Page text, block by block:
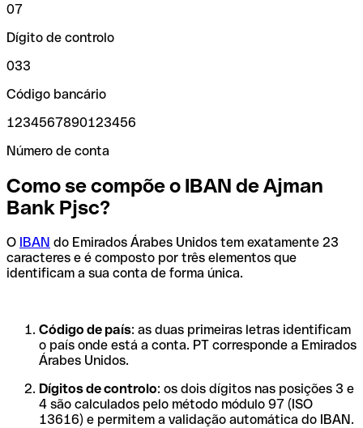
07
Dígito de controlo
033
Código bancário
1234567890123456
Número de conta
Como se compõe o IBAN de Ajman
Bank Pjsc?
O IBAN do Emirados Árabes Unidos tem exatamente 23
caracteres e é composto por três elementos que
identificam a sua conta de forma única.
Código de país: as duas primeiras letras identificam
o país onde está a conta. PT corresponde a Emirados
Árabes Unidos.
Dígitos de controlo: os dois dígitos nas posições 3 e
4 são calculados pelo método módulo 97 (ISO
13616) e permitem a validação automática do IBAN.